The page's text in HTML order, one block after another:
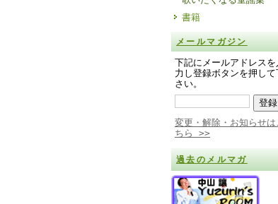
書籍
メールマガジン
下記にメールアドレスを
力し登録ボタンを押して
さい。
変更・解除・お知らせは
ちら >>
過去のメルマガ